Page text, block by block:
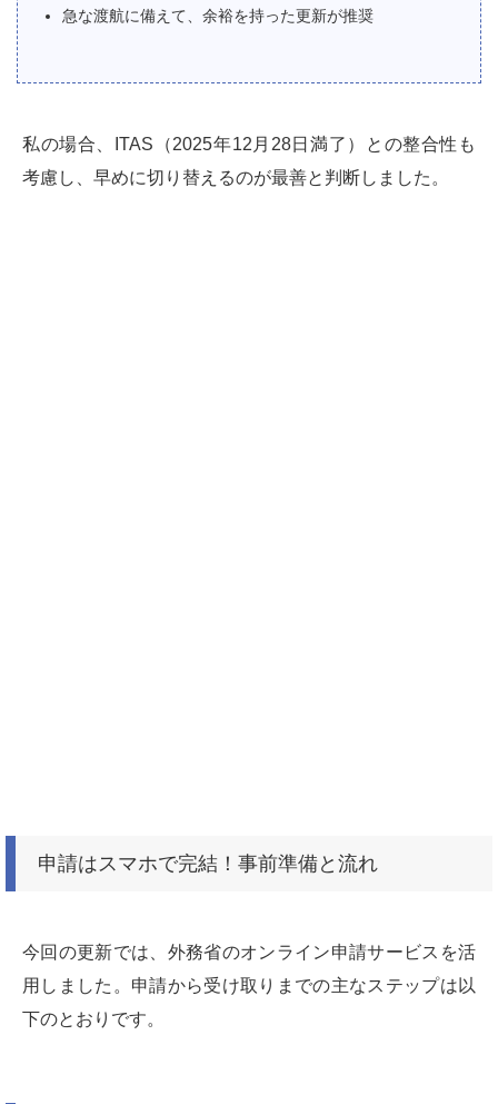
急な渡航に備えて、余裕を持った更新が推奨
私の場合、ITAS（2025年12月28日満了）との整合性も
考慮し、早めに切り替えるのが最善と判断しました。
申請はスマホで完結！事前準備と流れ
今回の更新では、外務省のオンライン申請サービスを活
用しました。申請から受け取りまでの主なステップは以
下のとおりです。